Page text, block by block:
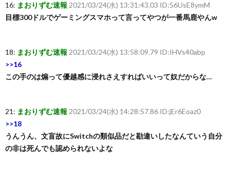
16: まおりずむ速報 2021/03/24(水) 13:31:43.03 ID:56UsE8ymM
目標300ドルでゲーミングスマホって言ってやつが一番馬鹿やんw
18: まおりずむ速報 2021/03/24(水) 13:58:09.79 ID:IHVs40abp
>>16
この手のは煽って優越感に浸れさえすればいいって奴だからな…
21: まおりずむ速報 2021/03/24(水) 14:28:57.86 ID:jEr6Eoaz0
>>18
うんうん、文盲故にSwitchの類似品だと勘違いしたなんていう自分
の非は死んでも認められないよな